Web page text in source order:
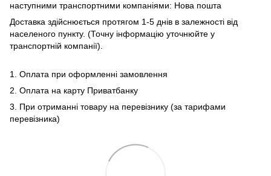
наступними транспортними компаніями: Нова пошта
Доставка здійснюється протягом 1-5 днів в залежності від
населеного пункту. (Точну інформацію уточнюйте у
транспортній компанії).
1. Оплата при оформленні замовлення
2. Оплата на карту Приватбанку
3. При отриманні товару на перевізнику (за тарифами
перевізника)